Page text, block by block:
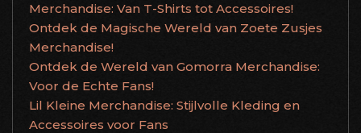
Merchandise: Van T-Shirts tot Accessoires!
Ontdek de Magische Wereld van Zoete Zusjes
Merchandise!
Ontdek de Wereld van Gomorra Merchandise:
Voor de Echte Fans!
Lil Kleine Merchandise: Stijlvolle Kleding en
Accessoires voor Fans